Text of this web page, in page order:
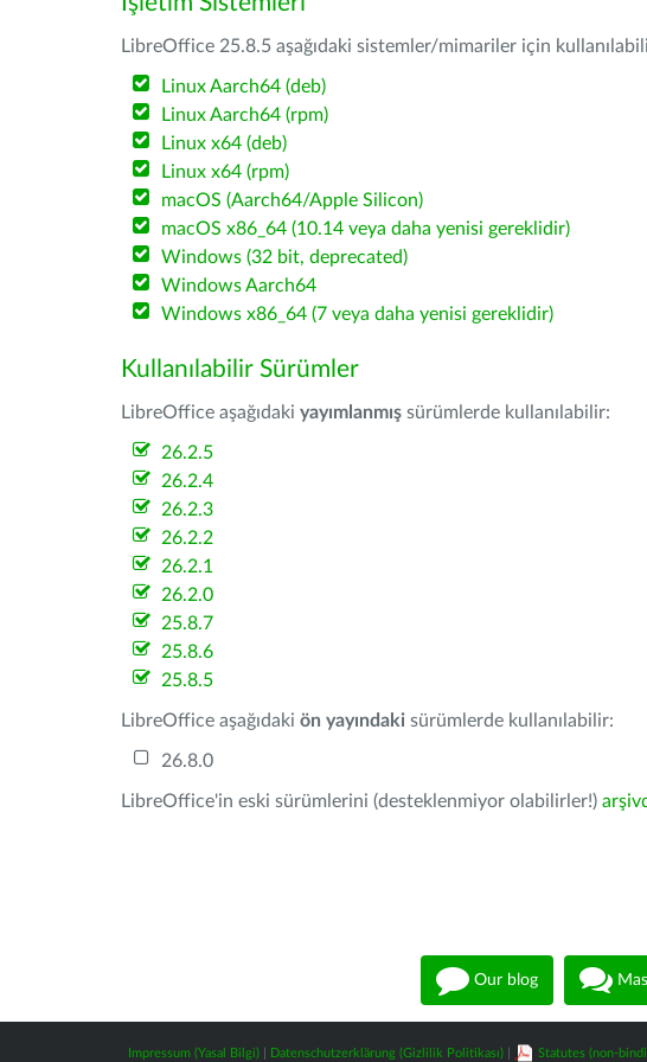
LibreOffice 25.8.5 aşağıdaki sistemler/mimariler için
Linux Aarch64 (deb)
Linux Aarch64 (rpm)
Linux x64 (deb)
Linux x64 (rpm)
macOS (Aarch64/Apple Silicon)
macOS x86_64 (10.14 veya daha yenisi gereklidir)
Windows (32 bit, deprecated)
Windows Aarch64
Windows x86_64 (7 veya daha yenisi gereklidir)
Kullanılabilir Sürümler
LibreOffice aşağıdaki yayımlanmış sürümlerde kullanılabilir:
26.2.5
26.2.4
26.2.3
26.2.2
26.2.1
26.2.0
25.8.7
25.8.6
25.8.5
LibreOffice aşağıdaki ön yayındaki sürümlerde kullanılabilir:
26.8.0
LibreOffice'in eski sürümlerini (desteklenmiyor olabilirler!)
Our blog
Impressum (Yasal Bilgi) Datenschutzerklärung (Gizlilik Politikası) Statutes (non-